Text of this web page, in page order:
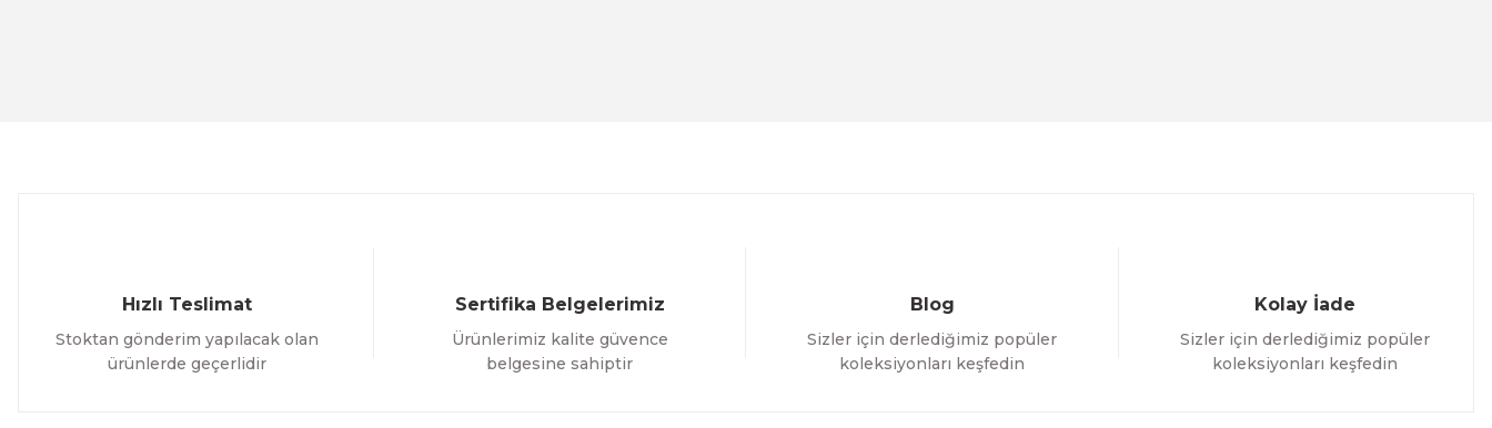
Hızlı Teslimat
Stoktan gönderim yapılacak olan
ürünlerde geçerlidir
Sertifika Belgelerimiz
Ürünlerimiz kalite güvence
belgesine sahiptir
Blog
Sizler için derlediğimiz popüler
koleksiyonları keşfedin
Kolay İade
Sizler için derlediğimiz popüler
koleksiyonları keşfedin